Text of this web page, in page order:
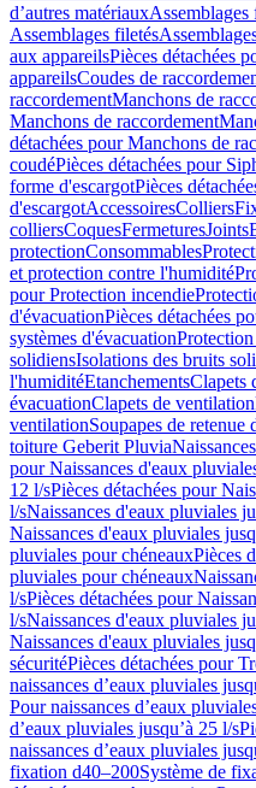
d’autres matériauxAssemblages
Assemblages filetés
aux appareilsPièces détachées
appareilsCoudes de
raccordementManchons de
Manchons de raccordement
détachées pour Manchons de
coudéPièces détachées pour
forme d'escargotPièces
d'escargotAccessoiresColliers
colliersCoquesFermeturesJoints
protectionConsommables
et protection contre l'humidité
pour Protection incendie
d'évacuationPièces détachées
systèmes d'évacuation
solidiensIsolations des bruits
l'humiditéEtanchementsClapets
évacuationClapets de ventilation
ventilationSoupapes de retenue
toiture Geberit Pluvia
pour Naissances d'eaux
12 l/sPièces détachées pour
l/sNaissances d'eaux pluviales
Naissances d'eaux pluviales
pluviales pour chéneauxPièces
pluviales pour chéneaux
l/sPièces détachées pour
l/sNaissances d'eaux pluviales
Naissances d'eaux pluviales
sécuritéPièces détachées pour
naissances d’eaux pluviales
Pour naissances d’eaux
d’eaux pluviales jusqu’à 25 l/s
naissances d’eaux pluviales
fixation d40–200Système de